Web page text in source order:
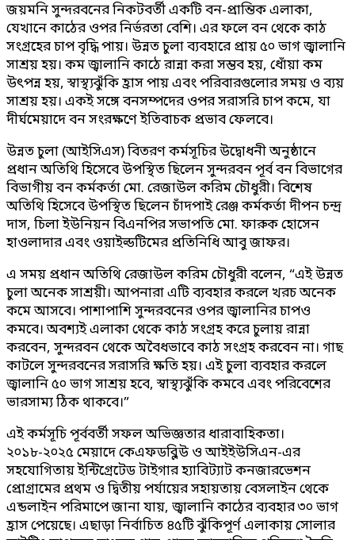
জয়মনি সুন্দরবনের নিকটবর্তী একটি বন-প্রান্তিক এলাকা,
যেখানে কাঠের ওপর নির্ভরতা বেশি। এর ফলে বন থেকে কাঠ
সংগ্রহের চাপ বৃদ্ধি পায়। উন্নত চুলা ব্যবহারে প্রায় ৫০ ভাগ জ্বালানি
সাশ্রয় হয়। কম জ্বালানি কাঠে রান্না করা সম্ভব হয়, ধোঁয়া কম
উৎপন্ন হয়, স্বাস্থ্যঝুঁকি হ্রাস পায় এবং পরিবারগুলোর সময় ও ব্যয়
সাশ্রয় হয়। একই সঙ্গে বনসম্পদের ওপর সরাসরি চাপ কমে, যা
দীর্ঘমেয়াদে বন সংরক্ষণে ইতিবাচক প্রভাব ফেলবে।
উন্নত চুলা (আইসিএস) বিতরণ কর্মসূচির উদ্বোধনী অনুষ্ঠানে
প্রধান অতিথি হিসেবে উপস্থিত ছিলেন সুন্দরবন পূর্ব বন বিভাগের
বিভাগীয় বন কর্মকর্তা মো. রেজাউল করিম চৌধুরী। বিশেষ
অতিথি হিসেবে উপস্থিত ছিলেন চাঁদপাই রেঞ্জ কর্মকর্তা দীপন চন্দ্র
দাস, চিলা ইউনিয়ন বিএনপির সভাপতি মো. ফারুক হোসেন
হাওলাদার এবং ওয়াইল্ডটিমের প্রতিনিধি আবু জাফর।
এ সময় প্রধান অতিথি রেজাউল করিম চৌধুরী বলেন, “এই উন্নত
চুলা অনেক সাশ্রয়ী। আপনারা এটি ব্যবহার করলে খরচ অনেক
কমে আসবে। পাশাপাশি সুন্দরবনের ওপর জ্বালানির চাপও
কমবে। অবশ্যই এলাকা থেকে কাঠ সংগ্রহ করে চুলায় রান্না
করবেন, সুন্দরবন থেকে অবৈধভাবে কাঠ সংগ্রহ করবেন না। গাছ
কাটলে সুন্দরবনের সরাসরি ক্ষতি হয়। এই চুলা ব্যবহার করলে
জ্বালানি ৫০ ভাগ সাশ্রয় হবে, স্বাস্থ্যঝুঁকি কমবে এবং পরিবেশের
ভারসাম্য ঠিক থাকবে।”
এই কর্মসূচি পূর্ববর্তী সফল অভিজ্ঞতার ধারাবাহিকতা।
২০১৮-২০২৫ মেয়াদে কেএফডব্লিউ ও আইইউসিএন-এর
সহযোগিতায় ইন্টিগ্রেটেড টাইগার হ্যাবিট্যাট কনজারভেশন
প্রোগ্রামের প্রথম ও দ্বিতীয় পর্যায়ের সহায়তায় বেসলাইন থেকে
এন্ডলাইন পরিমাপে জানা যায়, জ্বালানি কাঠের ব্যবহার ৩০ ভাগ
হ্রাস পেয়েছে। এছাড়া নির্বাচিত ৪৫টি ঝুঁকিপূর্ণ এলাকায় সোলার